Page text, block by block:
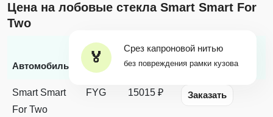
Срез капроновой нитью
без повреждения рамки кузова
Цена на лобовые стекла Smart Smart For
Two
Автомобиль
Бренд
стекла
Цена с
заменой* Наличие
Smart Smart
For Two
FYG 15015 ₽ Заказать